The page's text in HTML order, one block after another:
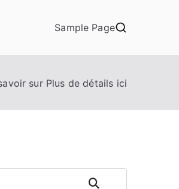
Sample Page
sur Plus de détails ici
Rechercher